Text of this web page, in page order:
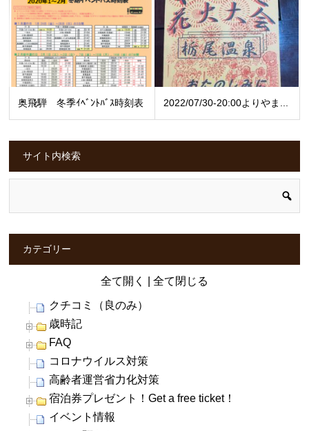
奥飛騨 冬季ｲﾍﾞﾝﾄﾊﾞｽ時刻表 2022/07/30-20:00よりやま...
サイト内検索
カテゴリー
全て開く 全て閉じる
クチコミ（良のみ）
歳時記
FAQ
コロナウイルス対策
高齢者運営省力化対策
宿泊券プレゼント！Get a free ticket！
イベント情報